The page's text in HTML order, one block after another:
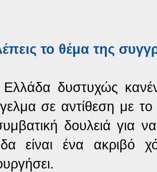
το θέμα της
Ελλάδα δυστυχώς
σε αντίθεση με
δουλειά για
είναι ένα ακριβό